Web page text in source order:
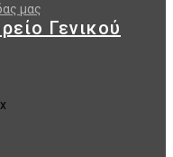
μας
Γενικού